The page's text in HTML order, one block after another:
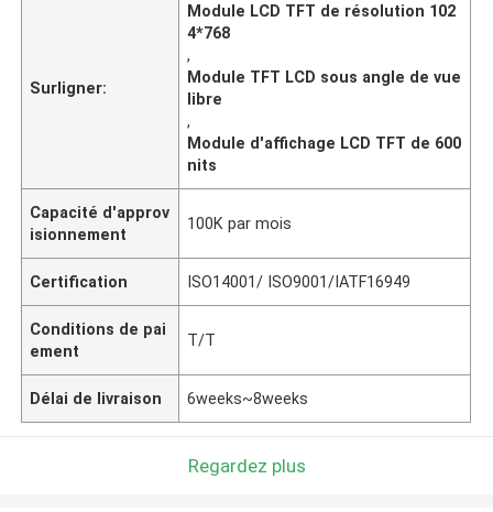
Surligner:
Module LCD TFT de résolution 102
4*768
,
Module TFT LCD sous angle de vue
libre
,
Module d'affichage LCD TFT de 600
nits
Capacité d'approv
isionnement
100K par mois
Certification ISO14001/ ISO9001/IATF16949
Conditions de pai
ement
T/T
Délai de livraison 6weeks~8weeks
Regardez plus